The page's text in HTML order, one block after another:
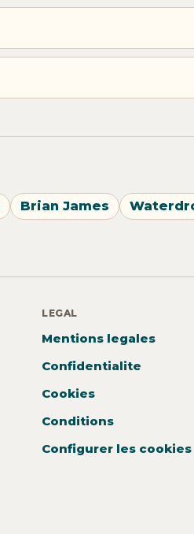
Brian James
LEGAL
Mentions legales
Confidentialite
Cookies
Conditions
Configurer les cookies